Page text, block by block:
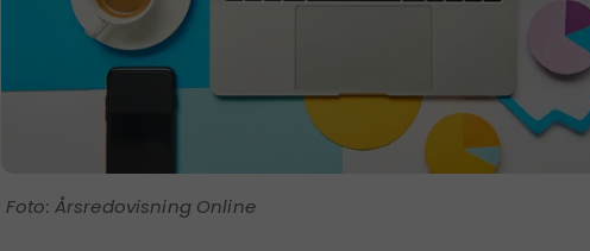
Årsredovisning Online